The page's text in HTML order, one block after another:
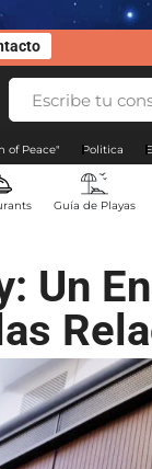
of Peace" Politica
Guía de Playas
Un